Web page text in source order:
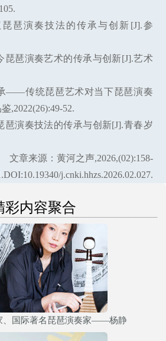
琶演奏技法的传承与创新[J].参
琵琶演奏艺术的传承与创新[J].艺术
——传统琵琶艺术对当下琵琶演奏
,2022(26):49-52.
琶演奏技法的传承与创新[J].青春岁
文章来源：黄河之声,2026,(02):158-
j.cnki.hhzs.2026.02.027.
彩内容聚合
、国际著名琵琶演奏家——杨静